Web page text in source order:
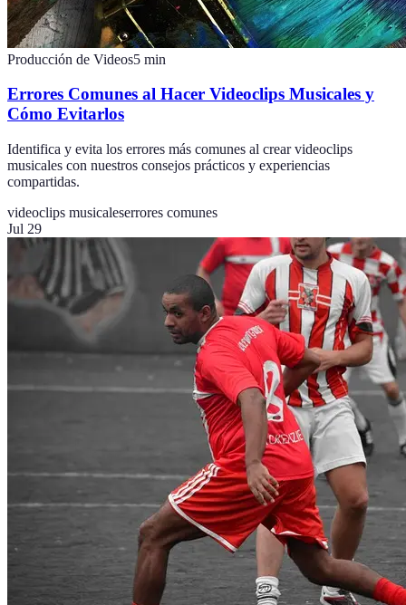
Producción de Videos5 min
Errores Comunes al Hacer Videoclips Musicales y
Cómo Evitarlos
Identifica y evita los errores más comunes al crear videoclips
musicales con nuestros consejos prácticos y experiencias
compartidas.
videoclips musicaleserrores comunes
Jul 29